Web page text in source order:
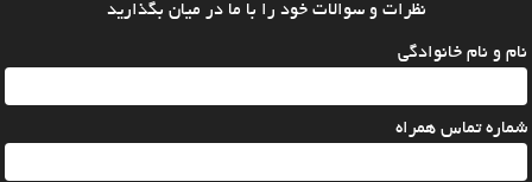
نظرات و سوالات خود را با ما در میان بگذارید
نام و نام خانوادگی
شماره تماس همراه